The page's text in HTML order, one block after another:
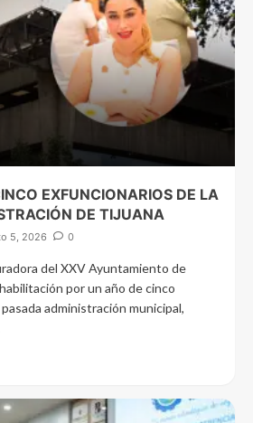
EXFUNCIONARIOS DE LA
DE TIJUANA
5, 2026 0
del XXV Ayuntamiento de
por un año de cinco
administración municipal,